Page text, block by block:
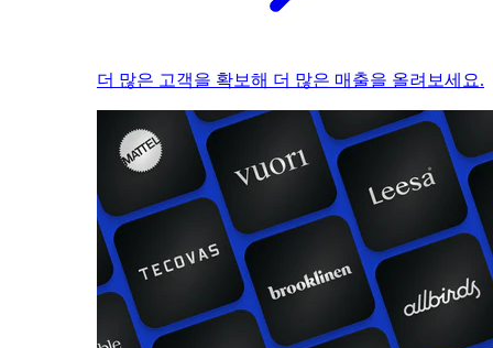
더 많은 고객을 확보해 더 많은 매출을 올려보세요.